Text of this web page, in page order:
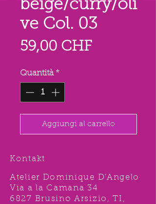
beige/curry/oli
ve Col. 03
59,00 CHFPrezzo
Quantità *
Aggiungi al carrello
Kontakt
Atelier Dominique D'Angelo
Via a la Camana 34
6827 Brusino Arsizio, TI,